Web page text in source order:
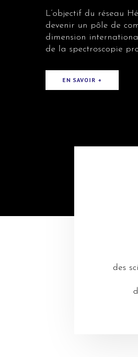
L’objectif du réseau
devenir un pôle de
dimension
de la spectroscopie
EN SAVOIR +
des